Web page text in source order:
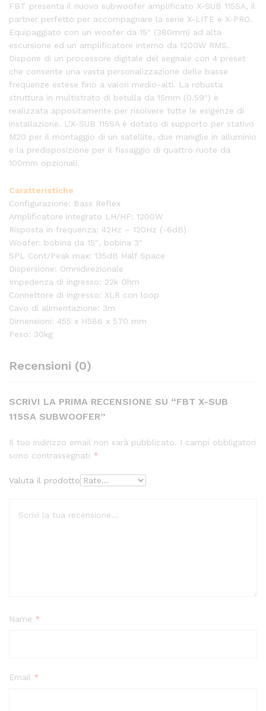
FBT presenta il nuovo subwoofer amplificato X-SUB 115SA, il
partner perfetto per accompagnare la serie X-LITE e X-PRO.
Equipaggiato con un woofer da 15″ (380mm) ad alta
escursione ed un amplificatore interno da 1200W RMS.
Dispone di un processore digitale del segnale con 4 preset
che consente una vasta personalizzazione delle basse
frequenze estese fino a valori medio-alti. La robusta
struttura in multistrato di betulla da 15mm (0.59″) è
realizzata appositamente per risolvere tutte le esigenze di
installazione. L’X-SUB 115SA è dotato di supporto per stativo
M20 per il montaggio di un satellite, due maniglie in alluminio
e la predisposizione per il fissaggio di quattro ruote da
100mm opzionali.
Caratteristiche
Configurazione: Bass Reflex
Amplificatore integrato LH/HF: 1200W
Risposta in frequenza: 42Hz – 120Hz (-6dB)
Woofer: bobina da 15″, bobina 3″
SPL Cont/Peak max: 135dB Half Space
Dispersione: Omnidirezionale
Impedenza di ingresso: 22k Ohm
Connettore di ingresso: XLR con loop
Cavo di alimentazione: 3m
Dimensioni: 455 x H586 x 570 mm
Peso: 30kg
Recensioni (0)
SCRIVI LA PRIMA RECENSIONE SU “FBT X-SUB
115SA SUBWOOFER”
Il tuo indirizzo email non sarà pubblicato. I campi obbligatori
sono contrassegnati *
Valuta il prodotto
Name *
Email *